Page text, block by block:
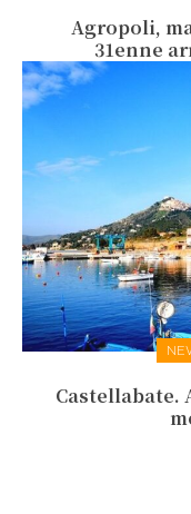
Agropoli,
31enne